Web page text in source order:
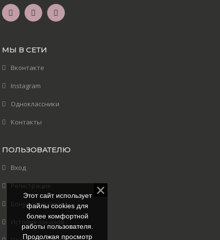
МЫ В СЕТИ
Вконтакте
Instagram
Одноклассники
Контакты
ПОЛЬЗОВАТЕЛЮ
Вход
Регистрация
Бонусы и скидки
История заказов
Этот сайт использует
файлы cookies для
более комфортной
работы пользователя.
Продолжая просмотр